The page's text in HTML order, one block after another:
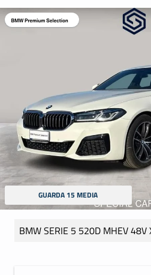
GUARDA 15 MEDIA
BMW SERIE 5 520D MHEV 48V